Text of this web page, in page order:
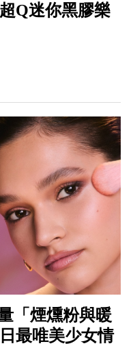
Q迷你黑膠樂
「煙燻粉與暖
最唯美少女情